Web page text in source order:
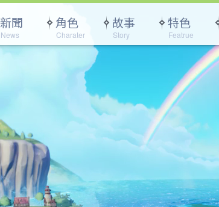
新聞
News
角色
Charater
故事
Story
特色
Featrue